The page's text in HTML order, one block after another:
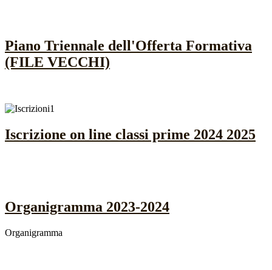
Piano Triennale dell'Offerta Formativa
(FILE VECCHI)
Iscrizione on line classi prime 2024 2025
Organigramma 2023-2024
Organigramma